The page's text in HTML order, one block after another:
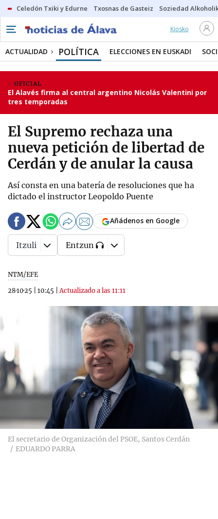
Celedón Txiki y Edurne Txosnas de Gasteiz Soziedad
Kiosko
ACTUALIDAD POLÍTICA ELECCIONES EN EUSKADI
OFICIAL
El Alavés firma al central argentino Nicolás Valentini por
tres temporadas
El Supremo rechaza una
nueva petición de libertad de
Cerdán y de anular la causa
Así consta en una batería de resoluciones que ha
dictado el instructor Leopoldo Puente
NTM/EFE
28·10·25
10:45 |Actualizado a las 11:11
Añádenos en Google
Itzuli Entzun
El secretario de Organización del PSOE, Santos Cerdán
EDUARDO PARRA